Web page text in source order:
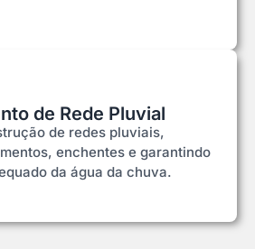
de Rede Pluvial
de redes pluviais,
enchentes e garantindo
da água da chuva.